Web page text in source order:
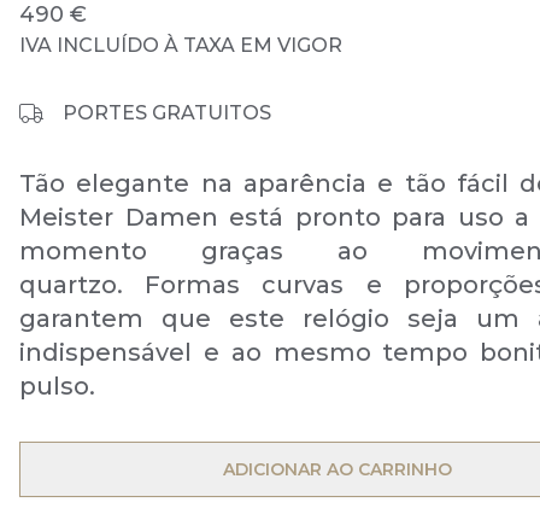
490 €
IVA INCLUÍDO À TAXA EM VIGOR
PORTES GRATUITOS
Tão elegante na aparência e tão fácil
Meister Damen está pronto para uso a
momento graças ao
quartzo. Formas curvas e
garantem que este relógio seja um
indispensável e ao mesmo tempo
pulso.
OPEN MENU
ADICIONAR AO CARRINHO